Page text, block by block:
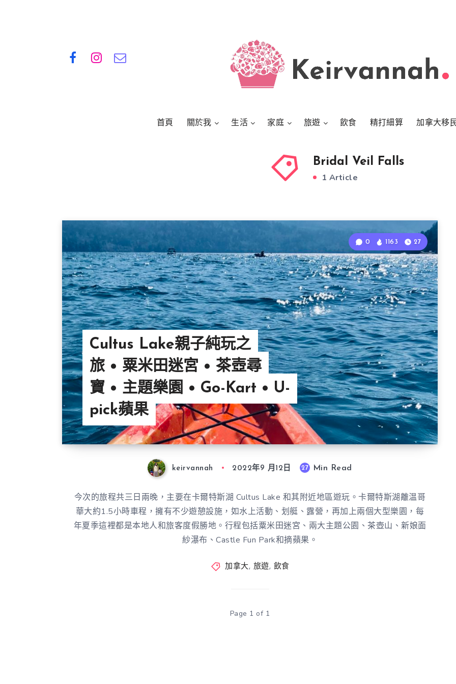
首頁 關於我 生活 家庭 旅遊 飲食 精打細算 加拿大移
Bridal Veil Falls
1 Article
Cultus Lake親子純玩之
旅 • 粟米田迷宮 • 茶壺尋
寶 • 主題樂園 • Go-Kart • U-
pick蘋果
0 1163 27
keirvannah 2022年9 月12日 27 Min Read
今次的旅程共三日兩晚，主要在卡爾特斯湖 Cultus Lake 和其附近地區遊玩。卡爾特斯湖離温哥
華大約1.5小時車程，擁有不少遊憩設施，如水上活動、划艇、露營，再加上兩個大型樂園，每
年夏季這裡都是本地人和旅客度假勝地。行程包括粟米田迷宮、兩大主題公園、茶壺山、新娘面
紗瀑布、Castle Fun Park和摘蘋果。
加拿大, 旅遊, 飲食
Page 1 of 1